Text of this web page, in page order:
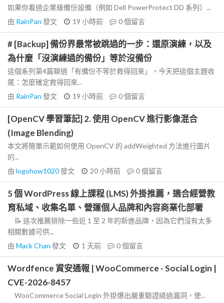
如果你看過企業級備份設備（例如 Dell PowerProtect DD 系列）...
由 RainPan 發文 19 小時前 0個留言
# [Backup] 備份界最常被跳過的一步：還原演練，以及
為什麼「沒演練過的備份」等於沒備份
這個系列第4篇聊過「有備份不等於救得回來」，今天把這個主題收
尾：怎麼確定救得回來...
由 RainPan 發文 19 小時前 0個留言
[OpenCV 學習筆記] 2. 使用 OpenCV 進行影像混合
(Image Blending)
本文將簡單示範如何使用 OpenCV 的 addWeighted 方法進行圖片
的...
由 logohow1020發文 20 小時前 0個留言
5 個 WordPress 線上課程 (LMS) 外掛推薦，適合經營教
育私域、收集名單、營運個人品牌和內容商業化部署
📝 這次推薦排除一些近 1 至 2 年的新進品牌，因為它們沒有太多
相關數據可供...
由 Mack Chan 發文 1 天前 0個留言
Wordfence 資安通報 | WooCommerce - Social Login |
CVE-2026-8457
WooCommerce Social Login 外掛爆出嚴重驗證繞過漏洞，使...